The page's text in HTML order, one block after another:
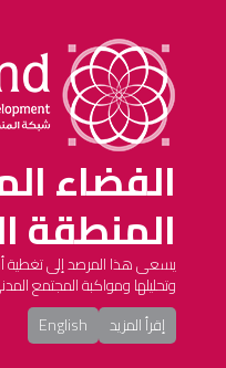
الفضاء
المنطقة
يسعى هذا المرصد إلى تغطية
وتحليلها ومواكبة المجتمع
إقرأ المزيد
English